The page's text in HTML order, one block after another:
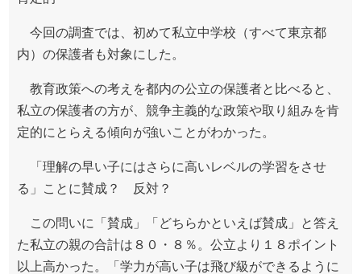
今回の調査では、初めて私立中学校（すべて東京都
内）の保護者も対象にした。
教育政策への考えを都内の公立の保護者と比べると、
私立の保護者の方が、競争主義的な政策や取り組みを肯
定的にとらえる傾向が強いことがわかった。
「理解の早い子にはさらに高いレベルの学習をさせ
る」ことに賛成？ 反対？
この問いに「賛成」「どちらかといえば賛成」と答え
た私立の親の合計は８０・８％。公立より１８ポイント
以上高かった。「学力が高い子は飛び級ができるように